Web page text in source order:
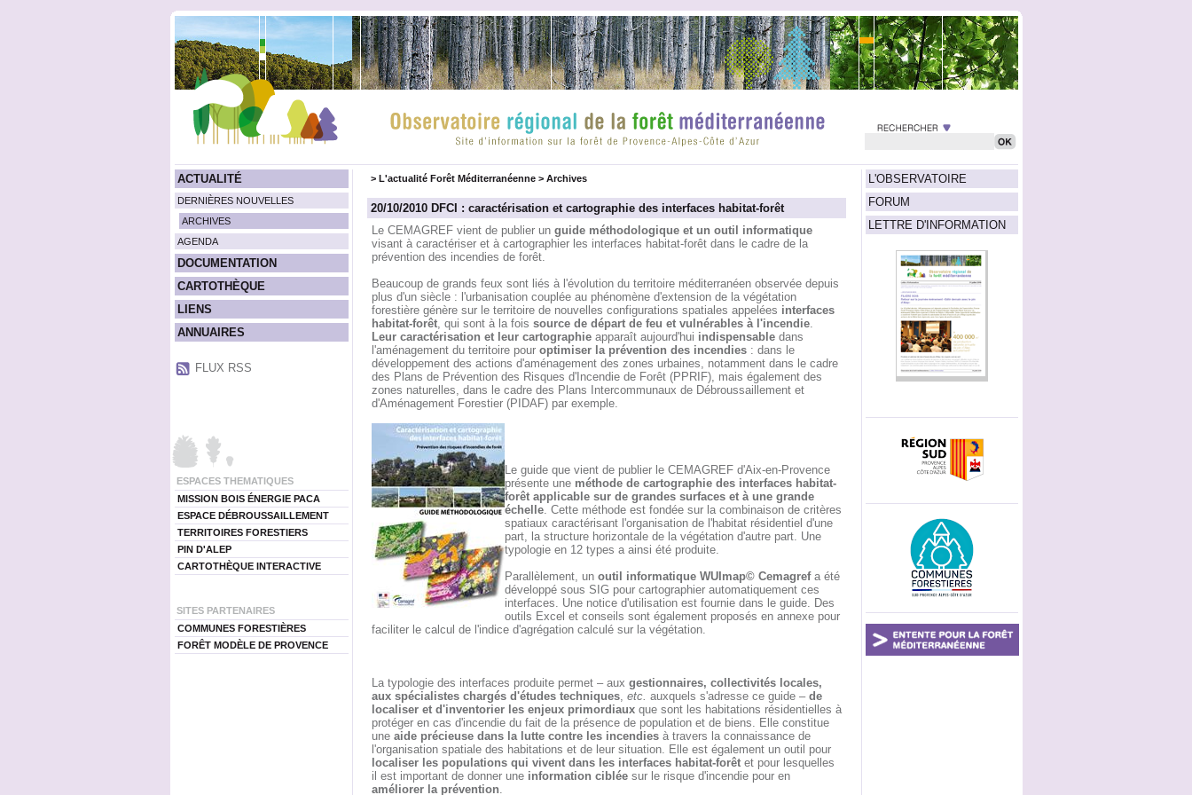
ACTUALITÉ
DERNIÈRES NOUVELLES
ARCHIVES
AGENDA
DOCUMENTATION
CARTOTHÈQUE
LIENS
ANNUAIRES
FLUX RSS
ESPACES THEMATIQUES
MISSION BOIS ÉNERGIE PACA
ESPACE DÉBROUSSAILLEMENT
TERRITOIRES FORESTIERS
PIN D'ALEP
CARTOTHÈQUE INTERACTIVE
SITES PARTENAIRES
COMMUNES FORESTIÈRES
FORÊT MODÈLE DE PROVENCE
L'OBSERVATOIRE
FORUM
LETTRE D'INFORMATION
> L'actualité Forêt Méditerranéenne> Archives
20/10/2010 DFCI : caractérisation et cartographie des interfaces habitat-forêt
Le CEMAGREF vient de publier un guide méthodologique et un outil informatique
visant à caractériser et à cartographier les interfaces habitat-forêt dans le cadre de la
prévention des incendies de forêt.
Beaucoup de grands feux sont liés à l'évolution du territoire méditerranéen observée depuis
plus d'un siècle : l'urbanisation couplée au phénomène d'extension de la végétation
forestière génère sur le territoire de nouvelles configurations spatiales appelées interfaces
habitat-forêt, qui sont à la fois source de départ de feu et vulnérables à l'incendie.
Leur caractérisation et leur cartographieapparaît aujourd'hui indispensabledans
l'aménagement du territoire pour optimiser la prévention des incendies: dans le
développement des actions d'aménagement des zones urbaines, notamment dans le cadre
des Plans de Prévention des Risques d'Incendie de Forêt (PPRIF), mais également des
zones naturelles, dans le cadre des Plans Intercommunaux de Débroussaillement et
d'Aménagement Forestier (PIDAF) par exemple.
Le guide que vient de publier le CEMAGREF d'Aix-en-Provence
présente une méthode de cartographie des interfaces habitat-
forêt applicable sur de grandes surfaces et à une grande
échelle. Cette méthode est fondée sur la combinaison de critères
spatiaux caractérisant l'organisation de l'habitat résidentiel d'une
part, la structure horizontale de la végétation d'autre part. Une
typologie en 12 types a ainsi été produite.
Parallèlement, un outil informatique WUImap© Cemagrefa été
développé sous SIG pour cartographier automatiquement ces
interfaces. Une notice d'utilisation est fournie dans le guide. Des
outils Excel et conseils sont également proposés en annexe pour
faciliter le calcul de l'indice d'agrégation calculé sur la végétation.
La typologie des interfaces produite permet – aux gestionnaires, collectivités locales,
aux spécialistes chargés d'études techniques, etc. auxquels s'adresse ce guide – de
localiser et d'inventorier les enjeux primordiauxque sont les habitations résidentielles à
protéger en cas d'incendie du fait de la présence de population et de biens. Elle constitue
une aide précieuse dans la lutte contre les incendiesà travers la connaissance de
l'organisation spatiale des habitations et de leur situation. Elle est également un outil pour
localiser les populations qui vivent dans les interfaces habitat-forêtet pour lesquelles
il est important de donner une information cibléesur le risque d'incendie pour en
améliorer la prévention.